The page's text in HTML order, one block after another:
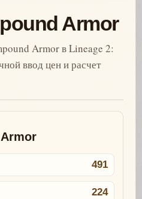
Armor
Armor в Lineage 2:
ввод цен и расчет
491
224